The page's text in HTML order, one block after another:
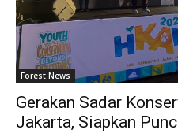
Forest News
Gerakan Sadar
Jakarta, Siapkan